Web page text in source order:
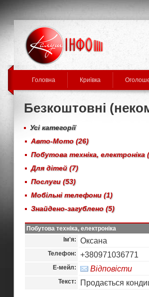
Головна Криївка
Безкоштовні
Усі категорії
Авто-Мото (26)
Побутова техніка, електроніка
Для дітей (7)
Послуги (53)
Мобільні телефони (1)
Знайдено-загублено (5)
Побутова техніка, електроніка
Ім'я:
Оксана
Телефон: +380971036771
Е-мейл: Відповісти
Текст: Продається